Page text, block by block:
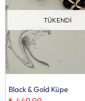
TÜKENDI
Black & Gold Küpe